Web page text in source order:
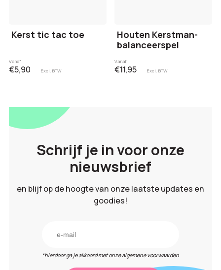
Kerst tic tac toe
Vanaf
€5,90 Excl. BTW
Houten Kerstman-
balanceerspel
Vanaf
€11,95 Excl. BTW
Schrijf je in voor onze
nieuwsbrief
en blijf op de hoogte van onze laatste updates en
goodies!
*hierdoor ga je akkoord met onze algemene voorwaarden